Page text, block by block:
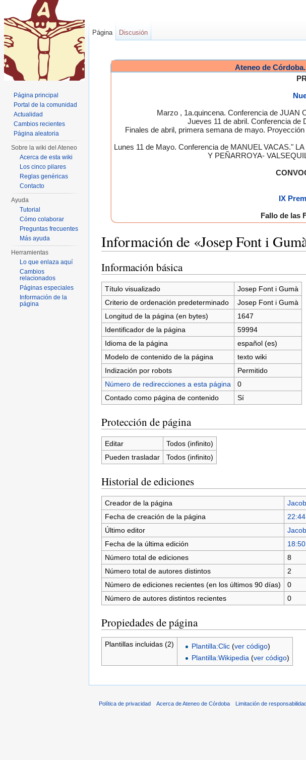
Ateneo de
Marzo , 1a.quincena. Conferencia de JUAN
Jueves 11 de abril. Conferencia
Finales de abril, primera semana de mayo.
Lunes 11 de Mayo. Conferencia de MANUEL VACAS."
Y PEÑARROYA-
IX
Fallo de las
Información de «Josep Font i
Información básica
Título visualizado
Josep Font i Gumà
Criterio de ordenación predeterminado
Josep Font i Gumà
Longitud de la página (en bytes)
1647
Identificador de la página
59994
Idioma de la página
español (es)
Modelo de contenido de la página
texto wiki
Indización por robots
Permitido
Número de redirecciones a esta página
0
Contado como página de contenido
Sí
Protección de página
Editar
Todos (infinito)
Pueden trasladar
Todos (infinito)
Historial de ediciones
Creador de la página
Fecha de creación de la página
Último editor
Fecha de la última edición
Número total de ediciones
8
Número total de autores distintos
2
Número de ediciones recientes (en los últimos 90 días)
0
Número de autores distintos recientes
0
Propiedades de página
Plantillas incluidas (2) Plantilla:Clic(ver código)
Plantilla:Wikipedia(ver código)
Página Discusión
Página principal
Portal de la comunidad
Actualidad
Cambios recientes
Página aleatoria
Sobre la wiki del Ateneo
Acerca de esta wiki
Los cinco pilares
Reglas genéricas
Contacto
Ayuda
Tutorial
Cómo colaborar
Preguntas frecuentes
Más ayuda
Herramientas
Lo que enlaza aquí
Cambios
relacionados
Páginas especiales
Información de la
página
Política de privacidad Acerca de Ateneo de Córdoba Limitación de responsabilidad